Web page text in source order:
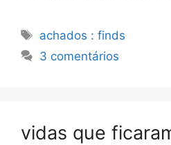
Etiquetas
achados : finds
3 comentários
vidas que